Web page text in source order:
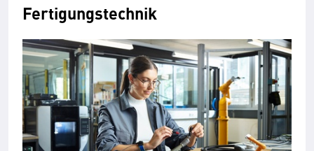
Fertigungstechnik